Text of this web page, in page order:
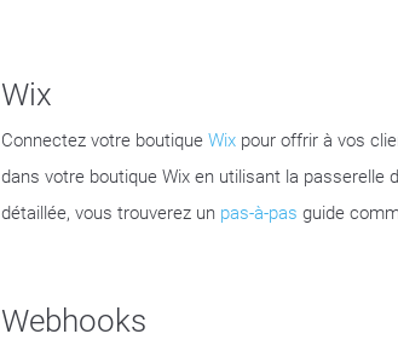
Wix
Connectez votre boutique Wix pour offrir à vos
dans votre boutique Wix en utilisant la passerelle
détaillée, vous trouverez un pas-à-pas guide
Webhooks